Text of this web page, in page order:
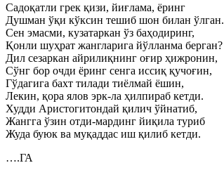
Садоқатли грек қизи, йиғлама, ёринг
Душман ўқи кўксин тешиб шон билан ўлган.
Сен эмасми, кузатаркан ўз баҳодиринг,
Қонли шуҳрат жангларига йўлланма берган?
Дил сезаркан айрилиқнинг оғир ҳижронин,
Сўнг бор очди ёринг сенга иссиқ қучоғин,
Гўдагига бахт тилади тиёлмай ёшин,
Лекин, қора ялов эрк-ла ҳилпираб кетди.
Худди Аристогитондай қилич ўйнатиб,
Жангга ўзин отди-мардинг йиқила туриб
Жуда буюк ва муқаддас иш қилиб кетди.
….ГА